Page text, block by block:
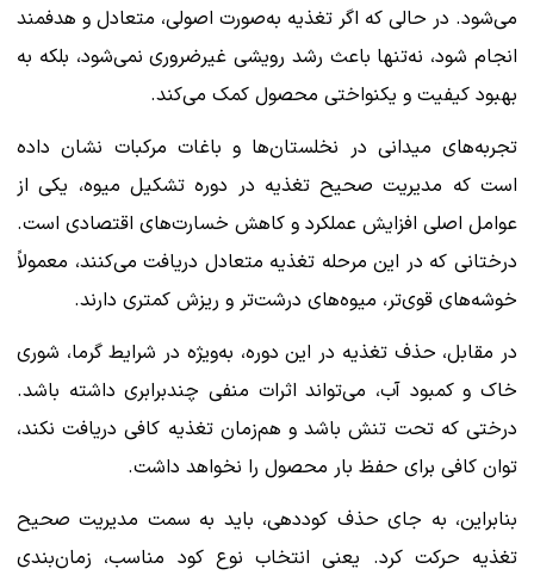
می‌شود. در حالی که اگر تغذیه به‌صورت اصولی، متعادل و هدفمند
انجام شود، نه‌تنها باعث رشد رویشی غیرضروری نمی‌شود، بلکه به
بهبود کیفیت و یکنواختی محصول کمک می‌کند.
تجربه‌های میدانی در نخلستان‌ها و باغات مرکبات نشان داده
است که مدیریت صحیح تغذیه در دوره تشکیل میوه، یکی از
عوامل اصلی افزایش عملکرد و کاهش خسارت‌های اقتصادی است.
درختانی که در این مرحله تغذیه متعادل دریافت می‌کنند، معمولاً
خوشه‌های قوی‌تر، میوه‌های درشت‌تر و ریزش کمتری دارند.
در مقابل، حذف تغذیه در این دوره، به‌ویژه در شرایط گرما، شوری
خاک و کمبود آب، می‌تواند اثرات منفی چندبرابری داشته باشد.
درختی که تحت تنش باشد و هم‌زمان تغذیه کافی دریافت نکند،
توان کافی برای حفظ بار محصول را نخواهد داشت.
بنابراین، به جای حذف کوددهی، باید به سمت مدیریت صحیح
تغذیه حرکت کرد. یعنی انتخاب نوع کود مناسب، زمان‌بندی